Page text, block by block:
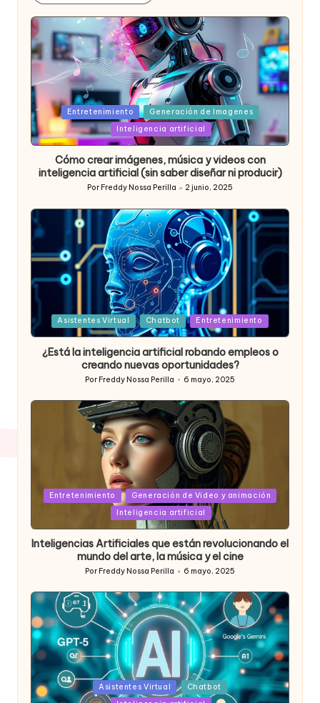
Posted
in
Entretenimiento
Generación de Imagenes
Inteligencia artificial
Cómo crear imágenes, música y videos con
inteligencia artificial (sin saber diseñar ni producir)
Publicado
Por Freddy Nossa Perilla 2 junio, 2025
Posted
in
Asistentes Virtual Chatbot Entretenimiento
¿Está la inteligencia artificial robando empleos o
creando nuevas oportunidades?
Publicado
Por Freddy Nossa Perilla 6 mayo, 2025
Posted
Entretenimiento
Generación de Video y animación
Inteligencia artificial
Inteligencias Artificiales que están revolucionando el
mundo del arte, la música y el cine
Publicado
por
Por Freddy Nossa Perilla 6 mayo, 2025
Posted
Asistentes Virtual
Chatbot